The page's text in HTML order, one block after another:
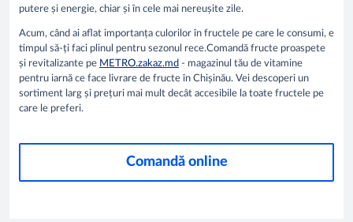
putere și energie, chiar și în cele mai nereușite zile.
Acum, când ai aflat importanța culorilor în fructele pe care le consumi, e
timpul să-ți faci plinul pentru sezonul rece.Comandă fructe proaspete
și revitalizante pe METRO.zakaz.md - magazinul tău de vitamine
pentru iarnă ce face livrare de fructe în Chișinău. Vei descoperi un
sortiment larg și prețuri mai mult decât accesibile la toate fructele pe
care le preferi.
Comandă online